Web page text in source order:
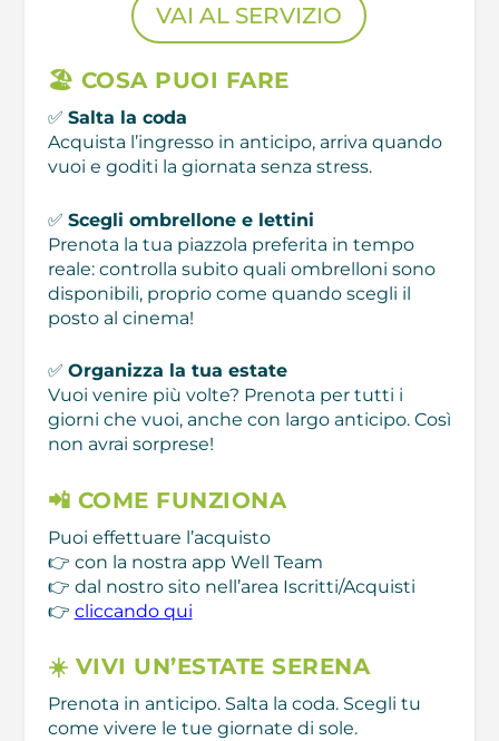
VAI AL SERVIZIO
🏖️ COSA PUOI FARE
✅ Salta la coda
Acquista l’ingresso in anticipo, arriva quando
vuoi e goditi la giornata senza stress.
✅ Scegli ombrellone e lettini
Prenota la tua piazzola preferita in tempo
reale: controlla subito quali ombrelloni sono
disponibili, proprio come quando scegli il
posto al cinema!
✅ Organizza la tua estate
Vuoi venire più volte? Prenota per tutti i
giorni che vuoi, anche con largo anticipo. Così
non avrai sorprese!
📲 COME FUNZIONA
Puoi effettuare l’acquisto
👉 con la nostra app Well Team
👉 dal nostro sito nell’area Iscritti/Acquisti
👉 cliccando qui
☀️ VIVI UN’ESTATE SERENA
Prenota in anticipo. Salta la coda. Scegli tu
come vivere le tue giornate di sole.